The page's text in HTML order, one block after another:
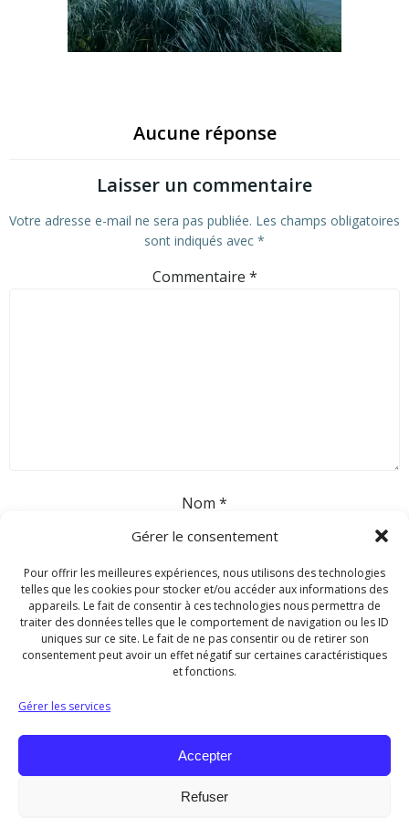
Gérer le consentement
Pour offrir les meilleures expériences, nous utilisons des technologies
telles que les cookies pour stocker et/ou accéder aux informations des
appareils. Le fait de consentir à ces technologies nous permettra de
traiter des données telles que le comportement de navigation ou les ID
uniques sur ce site. Le fait de ne pas consentir ou de retirer son
consentement peut avoir un effet négatif sur certaines caractéristiques
et fonctions.
Gérer les services
Accepter
Refuser
Aucune réponse
Laisser un commentaire
Votre adresse e-mail ne sera pas publiée. Les champs obligatoires
sont indiqués avec *
Commentaire *
Nom *
E-mail *
Site web